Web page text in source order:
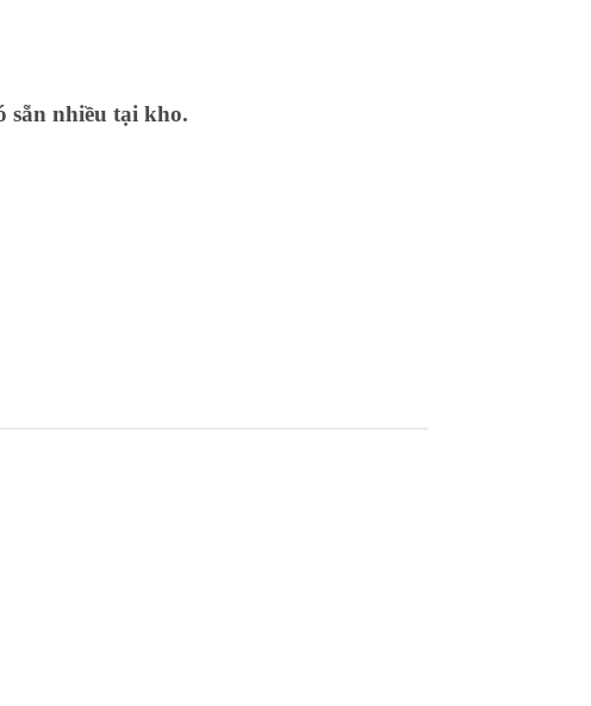
sẵn nhiều tại kho.